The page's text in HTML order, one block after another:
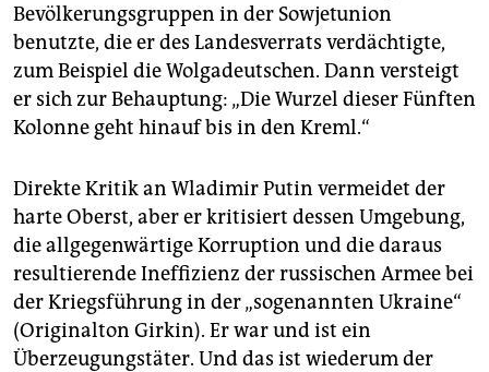
Bevölkerungsgruppen in der Sowjetunion
benutzte, die er des Landesverrats verdächtigte,
zum Beispiel die Wolgadeutschen. Dann versteigt
er sich zur Behauptung: „Die Wurzel dieser Fünften
Kolonne geht hinauf bis in den Kreml.“
Direkte Kritik an Wladimir Putin vermeidet der
harte Oberst, aber er kritisiert dessen Umgebung,
die allgegenwärtige Korruption und die daraus
resultierende Ineffizienz der russischen Armee bei
der Kriegsführung in der „sogenannten Ukraine“
(Originalton Girkin). Er war und ist ein
Überzeugungstäter. Und das ist wiederum der